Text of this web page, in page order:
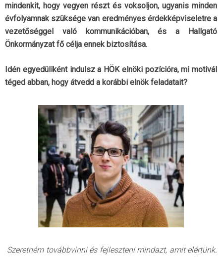
mindenkit, hogy vegyen részt és voksoljon, ugyanis minden
évfolyamnak szüksége van eredményes érdekképviseletre a
vezetőséggel való kommunikációban, és a Hallgató
Önkormányzat fő célja ennek biztosítása.
Idén egyedüliként indulsz a HÖK elnöki pozícióra, mi motivál
téged abban, hogy átvedd a korábbi elnök feladatait?
Szeretném továbbvinni és fejleszteni mindazt, amit elértünk.